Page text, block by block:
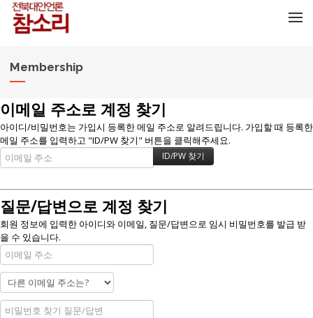
Membership
이메일 주소로 계정 찾기
아이디/비밀번호는 가입시 등록한 메일 주소로 알려드립니다. 가입할 때 등록한
메일 주소를 입력하고 "ID/PW 찾기" 버튼을 클릭해주세요.
질문/답변으로 계정 찾기
회원 정보에 입력한 아이디와 이메일, 질문/답변으로 임시 비밀번호를 발급 받
을 수 있습니다.